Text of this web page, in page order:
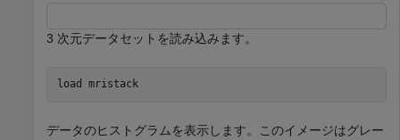
3 次元データセットを読み込みます。
load mristack
データのヒストグラムを表示します。このイメージはグレー